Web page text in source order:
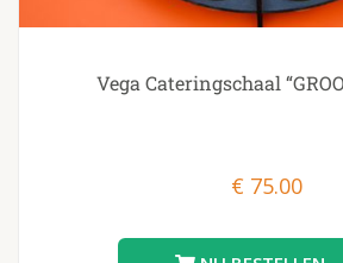
Vega Cateringschaal
€ 75.00